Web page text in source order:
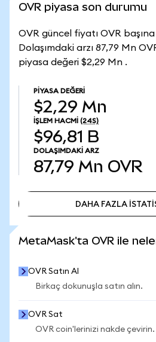
OVR piyasa son durumu
OVR güncel fiyatı OVR
Dolaşımdaki arzı 87,79 Mn
piyasa değeri $2,29 Mn .
PIYASA DEĞERI
$2,29 Mn
İŞLEM HACMI (24S)
$96,81 B
DOLAŞIMDAKI ARZ
87,79 Mn OVR
DAHA FAZLA
MetaMask'ta OVR ile
OVR Satın Al
Birkaç dokunuşla satın alın.
OVR Sat
OVR coin'lerinizi nakde çevirin.